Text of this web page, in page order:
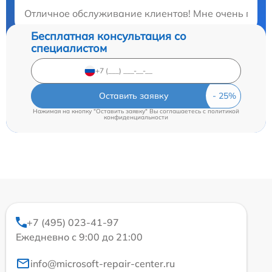
Отличное обслуживание клиентов! Мне очень
Бесплатная консультация со
специалистом
Оставить заявку
Нажимая на кнопку "Оставить заявку" Вы соглашаетесь cполитикой
конфиденциальности
+7 (495) 023-41-97
Ежедневно с 9:00 до 21:00
info@microsoft-repair-center.ru